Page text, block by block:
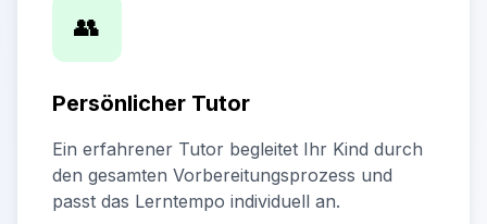
👥
Persönlicher Tutor
Ein erfahrener Tutor begleitet Ihr Kind durch
den gesamten Vorbereitungsprozess und
passt das Lerntempo individuell an.